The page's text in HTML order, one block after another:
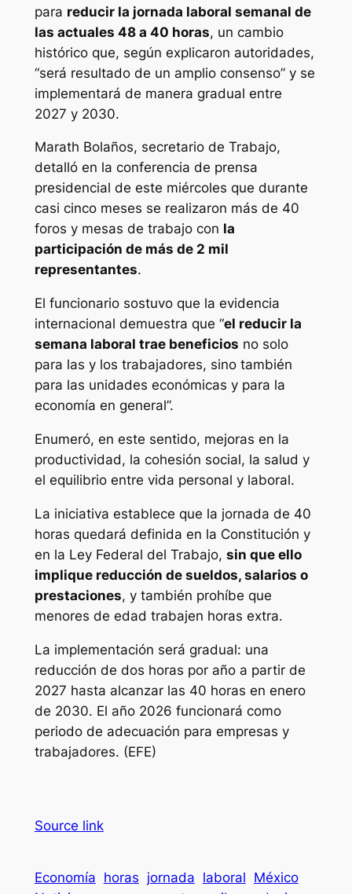
para reducir la jornada laboral semanal de
las actuales 48 a 40 horas, un cambio
histórico que, según explicaron autoridades,
“será resultado de un amplio consenso” y se
implementará de manera gradual entre
2027 y 2030.
Marath Bolaños, secretario de Trabajo,
detalló en la conferencia de prensa
presidencial de este miércoles que durante
casi cinco meses se realizaron más de 40
foros y mesas de trabajo con la
participación de más de 2 mil
representantes.
El funcionario sostuvo que la evidencia
internacional demuestra que “el reducir la
semana laboral trae beneficios no solo
para las y los trabajadores, sino también
para las unidades económicas y para la
economía en general”.
Enumeró, en este sentido, mejoras en la
productividad, la cohesión social, la salud y
el equilibrio entre vida personal y laboral.
La iniciativa establece que la jornada de 40
horas quedará definida en la Constitución y
en la Ley Federal del Trabajo, sin que ello
implique reducción de sueldos, salarios o
prestaciones, y también prohíbe que
menores de edad trabajen horas extra.
La implementación será gradual: una
reducción de dos horas por año a partir de
2027 hasta alcanzar las 40 horas en enero
de 2030. El año 2026 funcionará como
periodo de adecuación para empresas y
trabajadores. (EFE)
Source link
Economía horas jornada laboral México